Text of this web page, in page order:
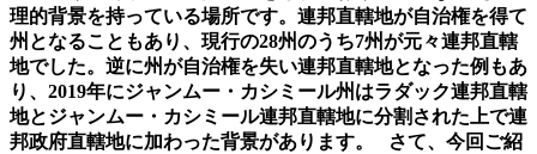
理的背景を持っている場所です。連邦直轄地が自治権を得て
州となることもあり、現行の28州のうち7州が元々連邦直轄
地でした。逆に州が自治権を失い連邦直轄地となった例もあ
り、2019年にジャンムー・カシミール州はラダック連邦直轄
地とジャンムー・カシミール連邦直轄地に分割された上で連
邦政府直轄地に加わった背景があります。
さて、今回ご紹